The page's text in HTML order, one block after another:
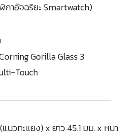
กาอัจฉริยะ Smartwatch)
Gorilla Glass 3
Touch
นวทะแยง) x ยาว 45.1 มม. x หนา